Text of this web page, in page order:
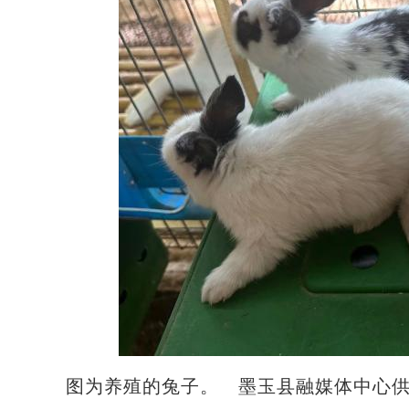
图为养殖的兔子。 墨玉县融媒体中心